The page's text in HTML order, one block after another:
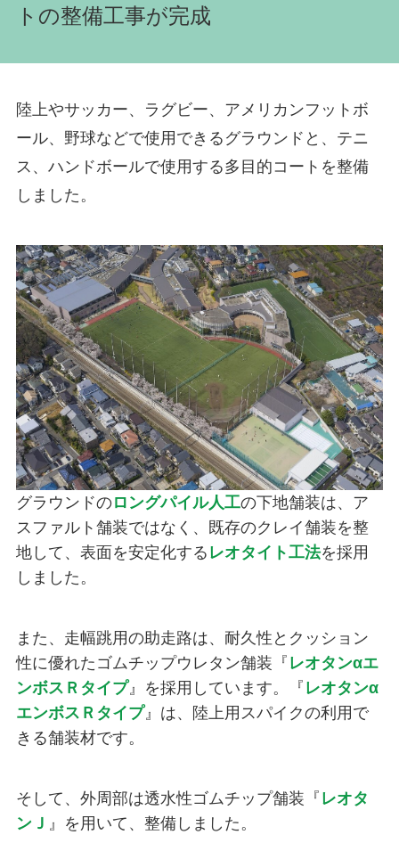
トの整備工事が完成
陸上やサッカー、ラグビー、アメリカンフットボ
ール、野球などで使用できるグラウンドと、テニ
ス、ハンドボールで使用する多目的コートを整備
しました。
グラウンドのロングパイル人工の下地舗装は、ア
スファルト舗装ではなく、既存のクレイ舗装を整
地して、表面を安定化する レオタイト工法を採用
しました。
また、走幅跳用の助走路は、耐久性とクッション
性に優れたゴムチップウレタン舗装『 レオタンαエ
ンボスＲタイプ』を採用しています。『 レオタンα
エンボスＲタイプ』は、陸上用スパイクの利用で
きる舗装材です。
そして、外周部は透水性ゴムチップ舗装『 レオタ
ンＪ 』を用いて、整備しました。